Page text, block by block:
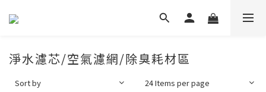
淨水濾芯/空氣濾網/除臭耗材區
Sort by 24 Items per page